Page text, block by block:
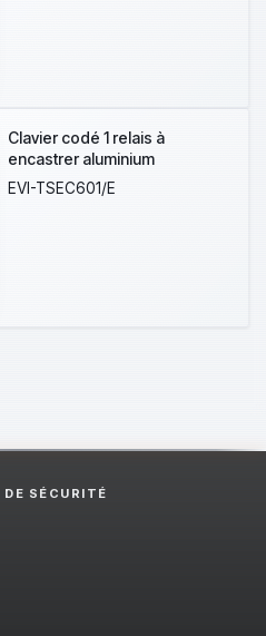
Clavier codé 1 relais à
encastrer aluminium
EVI-TSEC601/E
SÉCURITÉ